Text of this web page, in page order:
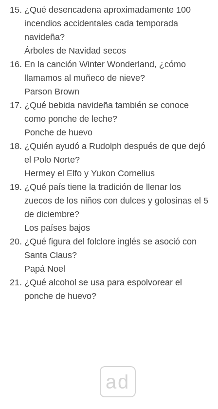
¿Qué desencadena aproximadamente 100
incendios accidentales cada temporada
navideña?
Árboles de Navidad secos
En la canción Winter Wonderland, ¿cómo
llamamos al muñeco de nieve?
Parson Brown
¿Qué bebida navideña también se conoce
como ponche de leche?
Ponche de huevo
¿Quién ayudó a Rudolph después de que dejó
el Polo Norte?
Hermey el Elfo y Yukon Cornelius
¿Qué país tiene la tradición de llenar los
zuecos de los niños con dulces y golosinas el 5
de diciembre?
Los países bajos
¿Qué figura del folclore inglés se asoció con
Santa Claus?
Papá Noel
¿Qué alcohol se usa para espolvorear el
ponche de huevo?
ad